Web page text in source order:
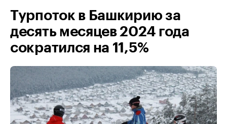
Турпоток в Башкирию за
десять месяцев 2024 года
сократился на 11,5%